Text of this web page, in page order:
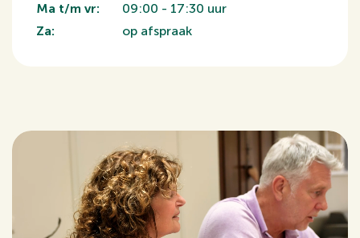
Ma t/m vr:
09:00 - 17:30 uur
Za:
op afspraak